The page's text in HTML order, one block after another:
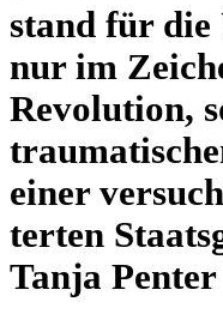
stand für
nur im
Revo­lu­tion,
einer
ter­ten
Tanja Penter